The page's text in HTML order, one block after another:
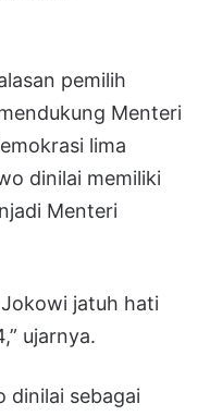
pemilih
Menteri
lima
dinilai memiliki
Menteri
jatuh hati
ujarnya.
dinilai sebagai